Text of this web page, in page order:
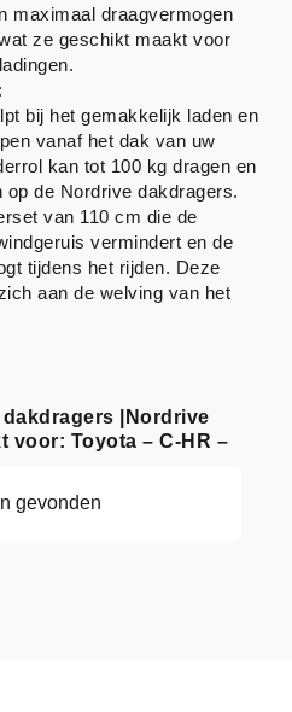
|Nordrive
voor: Toyota – C-HR –
gevonden
maximaal draagvermogen
ze geschikt maakt voor
bij het gemakkelijk laden en
vanaf het dak van uw
kan tot 100 kg dragen en
de Nordrive dakdragers.
van 110 cm die de
vermindert en de
tijdens het rijden. Deze
aan de welving van het